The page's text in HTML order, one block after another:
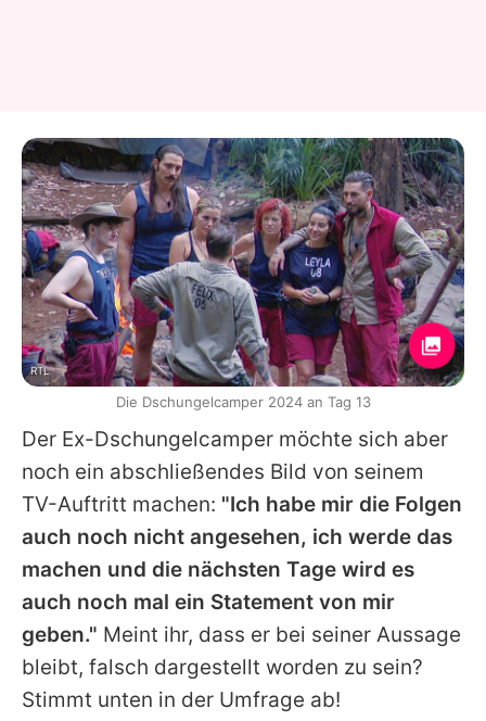
Der Ex-Dschungelcamper möchte sich aber
noch ein abschließendes Bild von seinem
TV-Auftritt machen: "Ich habe mir die Folgen
auch noch nicht angesehen, ich werde das
machen und die nächsten Tage wird es
auch noch mal ein Statement von mir
geben." Meint ihr, dass er bei seiner Aussage
bleibt, falsch dargestellt worden zu sein?
Stimmt unten in der Umfrage ab!
RTL
Die Dschungelcamper 2024 an Tag 13